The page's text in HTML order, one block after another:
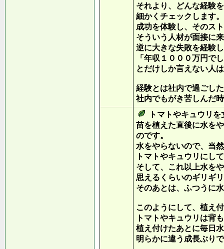
それより、どんな経験
細かくチェックします。
成功を体験し、そのス
そういう人材が面接に
逆に大きな失敗を経験
「年収１０００万円で
とだけしか言えない人
経験とは社内で過ごし
社内でもがき苦しんだ
トマトやキュウリ
苗を植えた直後に水を
のです。
水をやらないので、当
トマトやキュウリにし
そして、これ以上水を
思えるくらいのギリギ
そのあとは、ふつうに
このようにして、植え
トマトやキュウリは背
植え付けたあとに毎日
明らかに違う成長ぶり